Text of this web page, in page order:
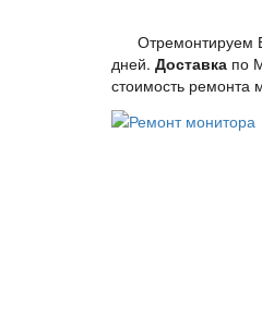
Отремонтируем
дней. Доставка по
стоимость ремонта